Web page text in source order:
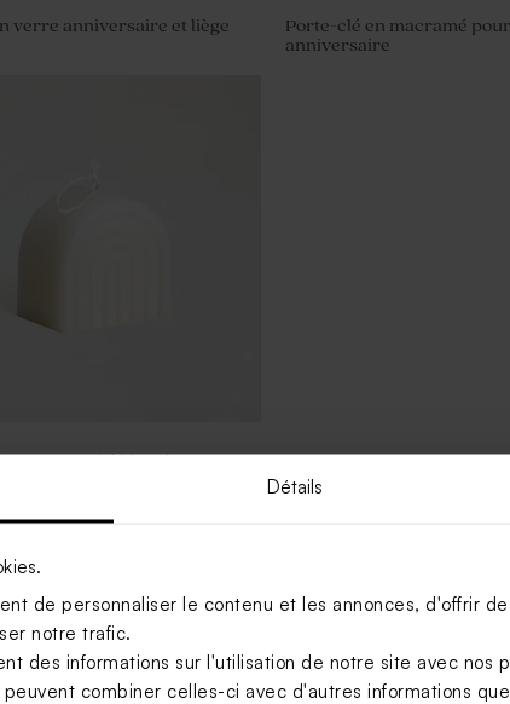
Détails
de personnaliser le contenu et les annonces, d'offrir
notre trafic.
des informations sur l'utilisation de notre site avec nos
combiner celles-ci avec d'autres informations
verre anniversaire et liège
Porte-clé en macramé pour
anniversaire
arc-en-ciel blanche